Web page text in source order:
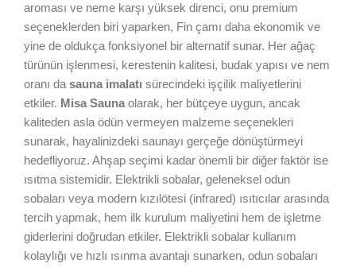
aroması ve neme karşı yüksek direnci, onu premium
seçeneklerden biri yaparken, Fin çamı daha ekonomik ve
yine de oldukça fonksiyonel bir alternatif sunar. Her ağaç
türünün işlenmesi, kerestenin kalitesi, budak yapısı ve nem
oranı da sauna imalatı sürecindeki işçilik maliyetlerini
etkiler. Misa Sauna olarak, her bütçeye uygun, ancak
kaliteden asla ödün vermeyen malzeme seçenekleri
sunarak, hayalinizdeki saunayı gerçeğe dönüştürmeyi
hedefliyoruz. Ahşap seçimi kadar önemli bir diğer faktör ise
ısıtma sistemidir. Elektrikli sobalar, geleneksel odun
sobaları veya modern kızılötesi (infrared) ısıtıcılar arasında
tercih yapmak, hem ilk kurulum maliyetini hem de işletme
giderlerini doğrudan etkiler. Elektrikli sobalar kullanım
kolaylığı ve hızlı ısınma avantajı sunarken, odun sobaları